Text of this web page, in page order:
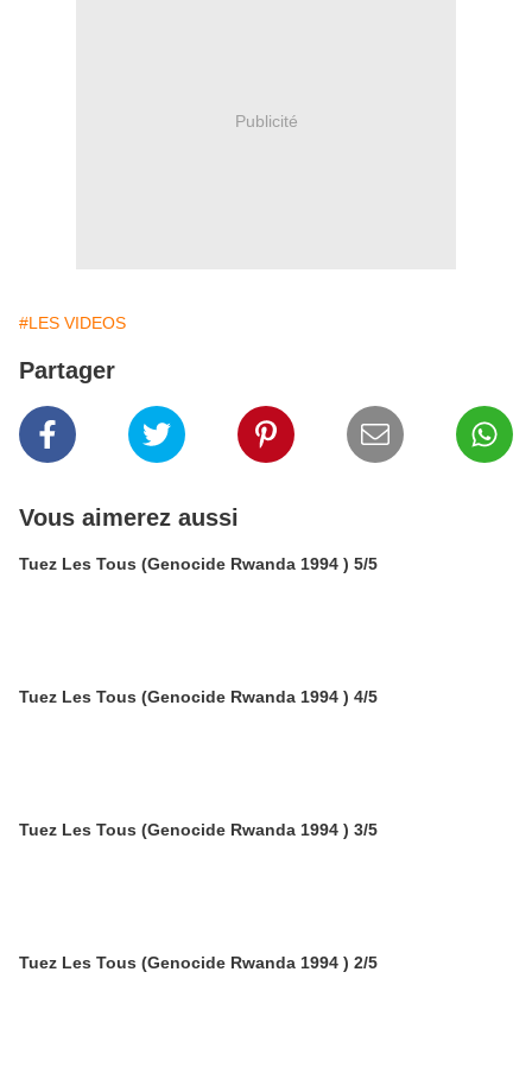
Publicité
#LES VIDEOS
Partager
Vous aimerez aussi
Tuez Les Tous (Genocide Rwanda 1994 ) 5/5
Tuez Les Tous (Genocide Rwanda 1994 ) 4/5
Tuez Les Tous (Genocide Rwanda 1994 ) 3/5
Tuez Les Tous (Genocide Rwanda 1994 ) 2/5